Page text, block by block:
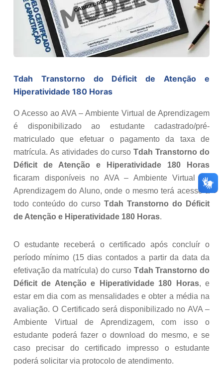
Tdah Transtorno do Déficit de Atenção e
Hiperatividade 180 Horas
O Acesso ao AVA – Ambiente Virtual de Aprendizagem
é disponibilizado ao estudante cadastrado/pré-
matriculado que efetuar o pagamento da taxa de
matrícula. As atividades do cursoTdah Transtorno do
Déficit de Atenção e Hiperatividade 180 Horas
ficaram disponíveis no AVA – Ambiente Virtual de
Aprendizagem do Aluno, onde o mesmo terá acesso a
todo conteúdo do curso Tdah Transtorno do Déficit
de Atenção e Hiperatividade 180 Horas.
O estudante receberá o certificado após concluír o
período mínimo (15 dias contados a partir da data da
efetivação da matrícula) do curso Tdah Transtorno do
Déficit de Atenção e Hiperatividade 180 Horas, e
estar em dia com as mensalidades e obter a média na
avaliação. O Certificado será disponibilizado no AVA –
Ambiente Virtual de Aprendizagem, com isso o
estudante poderá fazer o download do mesmo, e se
caso precisar do certificado impresso o estudante
poderá solicitar via protocolo de atendimento.